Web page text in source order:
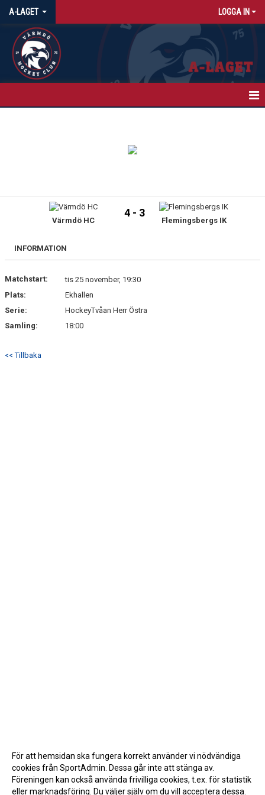
A-LAGET LOGGA IN
BILDGALLERI
KONTAKT
GÄSTBOK
Värmdö HC
4 - 3
Flemingsbergs IK
INFORMATION
Matchstart:
tis 25 november, 19:30
Plats:
Ekhallen
Serie:
HockeyTvåan Herr Östra
Samling:
18:00
<< Tillbaka
För att hemsidan ska fungera korrekt använder vi nödvändiga
cookies från SportAdmin. Dessa går inte att stänga av.
Föreningen kan också använda frivilliga cookies, t.ex. för statistik
eller marknadsföring. Du väljer själv om du vill acceptera dessa.